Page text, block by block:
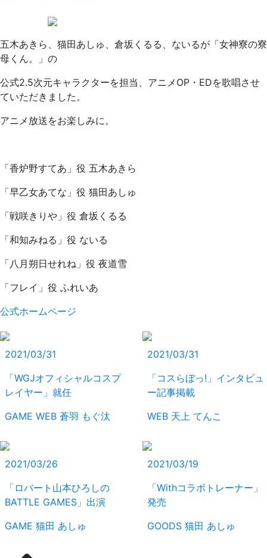
五木あきら、猫田あしゅ、倉坂くるる、ないるが「女神寮の寮
母くん。」の
公式2.5次元キャラクターを担当、アニメOP・EDを歌唱させ
ていただきました。
アニメ放送をお楽しみに。
「香炉野すてあ」役 五木あきら
「早乙女あてな」役 猫田あしゅ
「戦咲きりや」役 倉坂くるる
「和知みねる」役 ないる
「八月朔日せれね」役 夜道雪
「フレイ」役 ふれいあ
公式ホームページ
2021/03/31
「WGJオフィシャルコスプ
レイヤー」就任
GAME WEB 蒼羽 もぐ汰
2021/03/31
「コスらぼっ!」インタビュ
ー記事掲載
WEB 天上 てんこ
2021/03/26
「ロバート山本ひろしの
BATTLE GAMES」出演
GAME 猫田 あしゅ
2021/03/19
「Withコラボトレーナー」
発売
GOODS 猫田 あしゅ